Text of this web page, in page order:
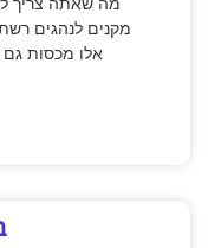
מקנים לנהגים
אלו מכסות גם